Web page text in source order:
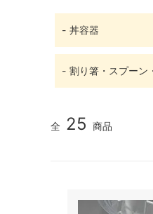
丼容器
割り箸・スプーン
全 25 商品